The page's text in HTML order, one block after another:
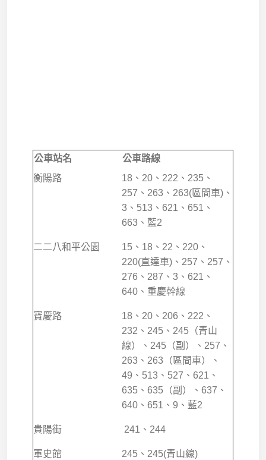
公車站名
公車路線
衡陽路
18、20、222、235、
257、263、263(區間車)、
3、513、621、651、
663、藍2
二二八和平公園
15、18、22、220、
220(直達車)、257、257、
276、287、3、621、
640、重慶幹線
寶慶路
18、20、206、222、
232、245、245（青山
線）、245（副）、257、
263、263（區間車）、
49、513、527、621、
635、635（副）、637、
640、651、9、藍2
貴陽街 241、244
軍史館 245、245(青山線)